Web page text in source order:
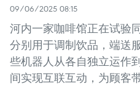
09/06/2025 08:15
河内一家咖啡馆正在试验
分别用于调制饮品，端送
些机器人从各自独立运作
间实现互联互动，为顾客